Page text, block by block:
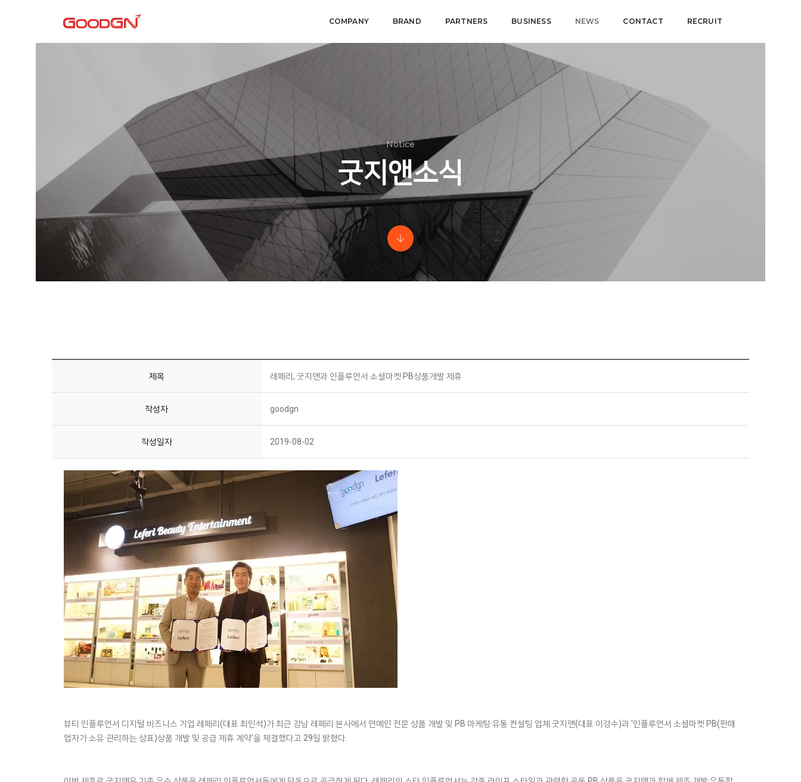
COMPANY BRAND PARTNERS BUSINESS NEWS CONTACT RECRUIT
Notice
굿지앤소식
제목 레페리, 굿지앤과 인플루언서 소셜마켓 PB상품개발 제휴
작성자 goodgn
작성일자 2019-08-02
뷰티 인플루언서 디지털 비즈니스 기업 레페리(대표 최인석)가 최근 강남 레페리 본사에서 연예인 전문 상품 개발 및 PB 마케팅·유통 컨설팅 업체 굿지앤(대표 이경수)과 '인플루언서 소셜마켓 PB(판매
업자가 소유·관리하는 상표)상품 개발 및 공급 제휴 계약'을 체결했다고 29일 밝혔다.